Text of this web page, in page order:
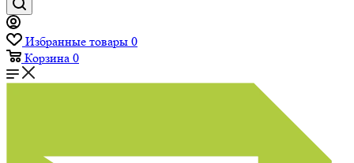
Избранные товары 0
Корзина 0